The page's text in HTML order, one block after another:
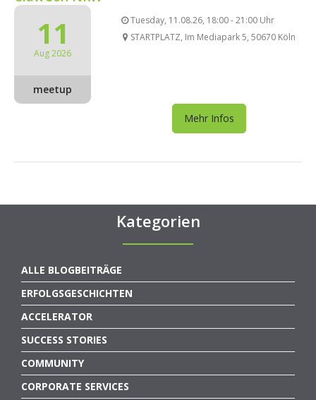
11
Aug 2026
meetup
Tuesday, 11.08.26, 18:00 - 21:00 Uhr
STARTPLATZ, Im Mediapark 5, 50670 Köln
Mehr Infos
Kategorien
ALLE BLOGBEITRÄGE
ERFOLGSGESCHICHTEN
ACCELERATOR
SUCCESS STORIES
COMMUNITY
CORPORATE SERVICES